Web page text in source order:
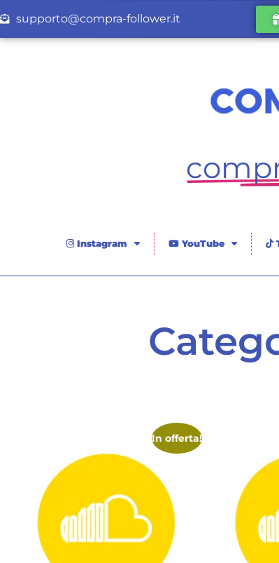
supporto@compra-follower.it
Instagram YouTube
In offerta!